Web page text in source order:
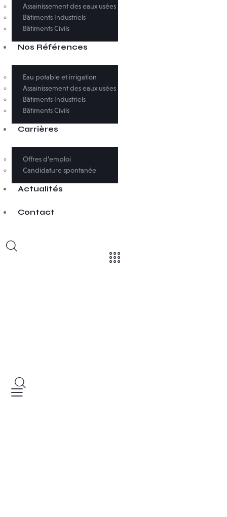
Assainissement des eaux usées
Bâtiments Industriels
Bâtiments Civils
Nos Références
Eau potable et irrigation
Assainissement des eaux usées
Bâtiments Industriels
Bâtiments Civils
Carrières
Offres d’emploi
Candidature spontanée
Actualités
Contact